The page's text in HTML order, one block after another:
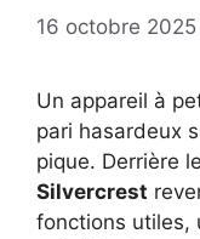
16 octobre 2025
Un appareil à
pari hasardeux
pique. Derrière
Silvercrest
fonctions utiles,